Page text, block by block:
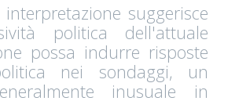
suggerisce
politica dell'attuale
possa indurre risposte
nei sondaggi, un
inusuale in